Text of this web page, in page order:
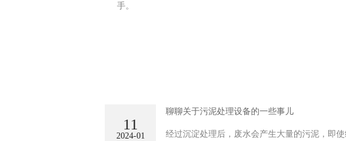
手。
11
2024-01
聊聊关于污泥处理设备的一些事儿​
经过沉淀处理后，废水会产生大量的污泥，即